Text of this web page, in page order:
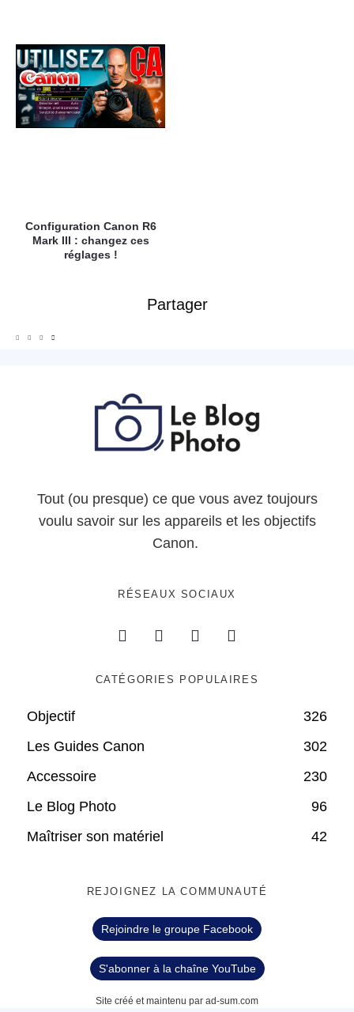
Configuration Canon R6
Mark III : changez ces
réglages !
Partager
Tout (ou presque) ce que vous avez toujours
voulu savoir sur les appareils et les objectifs
Canon.
RÉSEAUX SOCIAUX
CATÉGORIES POPULAIRES
Objectif
326
Les Guides Canon
302
Accessoire
230
Le Blog Photo
96
Maîtriser son matériel
42
REJOIGNEZ LA COMMUNAUTÉ
Rejoindre le groupe Facebook
S'abonner à la chaîne YouTube
Site créé et maintenu par ad-sum.com